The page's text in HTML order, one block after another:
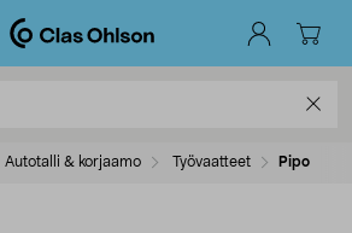
Autotalli & korjaamo Työvaatteet Pipo